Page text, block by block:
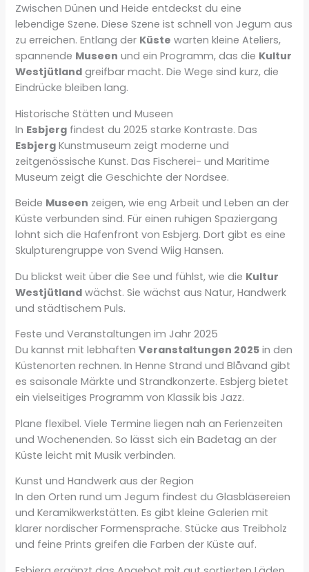
Zwischen Dünen und Heide entdeckst du eine
lebendige Szene. Diese Szene ist schnell von Jegum aus
zu erreichen. Entlang der Küste warten kleine Ateliers,
spannende Museen und ein Programm, das die Kultur
Westjütland greifbar macht. Die Wege sind kurz, die
Eindrücke bleiben lang.
Historische Stätten und Museen
In Esbjerg findest du 2025 starke Kontraste. Das
Esbjerg Kunstmuseum zeigt moderne und
zeitgenössische Kunst. Das Fischerei- und Maritime
Museum zeigt die Geschichte der Nordsee.
Beide Museen zeigen, wie eng Arbeit und Leben an der
Küste verbunden sind. Für einen ruhigen Spaziergang
lohnt sich die Hafenfront von Esbjerg. Dort gibt es eine
Skulpturengruppe von Svend Wiig Hansen.
Du blickst weit über die See und fühlst, wie die Kultur
Westjütland wächst. Sie wächst aus Natur, Handwerk
und städtischem Puls.
Feste und Veranstaltungen im Jahr 2025
Du kannst mit lebhaftenVeranstaltungen 2025 in den
Küstenorten rechnen. In Henne Strand und Blåvand gibt
es saisonale Märkte und Strandkonzerte. Esbjerg bietet
ein vielseitiges Programm von Klassik bis Jazz.
Plane flexibel. Viele Termine liegen nah an Ferienzeiten
und Wochenenden. So lässt sich ein Badetag an der
Küste leicht mit Musik verbinden.
Kunst und Handwerk aus der Region
In den Orten rund um Jegum findest du Glasbläsereien
und Keramikwerkstätten. Es gibt kleine Galerien mit
klarer nordischer Formensprache. Stücke aus Treibholz
und feine Prints greifen die Farben der Küste auf.